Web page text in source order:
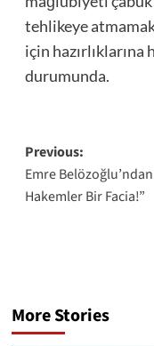
tehlikeye
için hazırlıklarına
durumunda.
Post
navigation
Previous:
Emre
Hakemler Bir Facia!”
More Stories